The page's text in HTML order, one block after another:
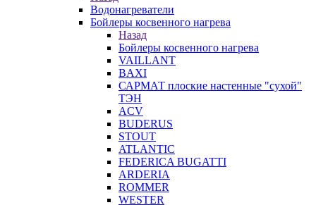
Водонагреватели
Бойлеры косвенного нагрева
Назад
Бойлеры косвенного нагрева
VAILLANT
BAXI
САРМАТ плоские настенные "сухой"
ТЭН
ACV
BUDERUS
STOUT
ATLANTIC
FEDERICA BUGATTI
ARDERIA
ROMMER
WESTER